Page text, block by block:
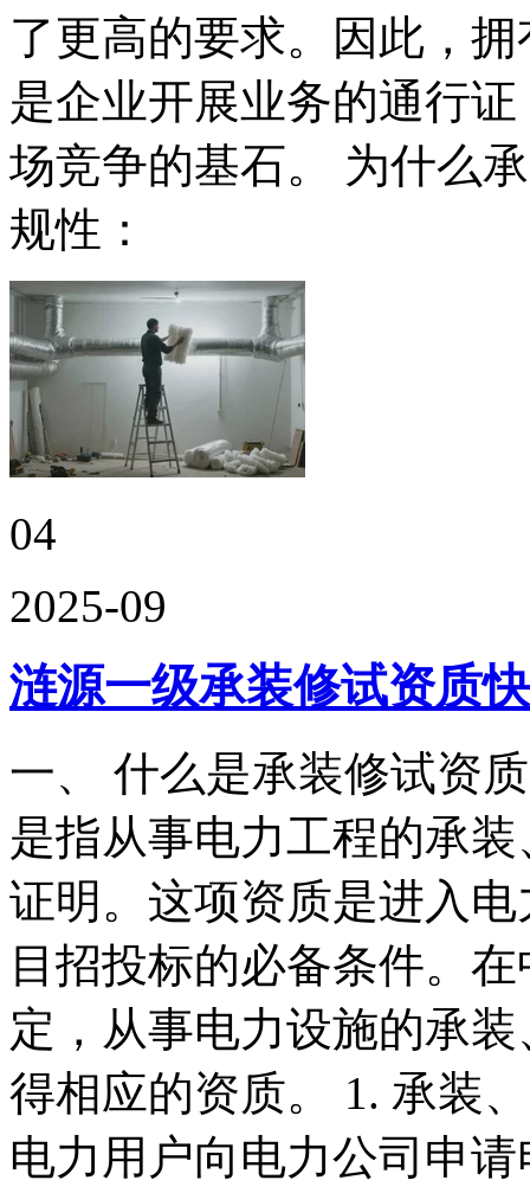
了更高的要求。因此，
是企业开展业务的通行
场竞争的基石。 为什么
规性：
04
2025-09
涟源一级承装修试资质
一、 什么是承装修试资
是指从事电力工程的承
证明。这项资质是进入
目招投标的必备条件。
定，从事电力设施的承
得相应的资质。 1. 承装
电力用户向电力公司申